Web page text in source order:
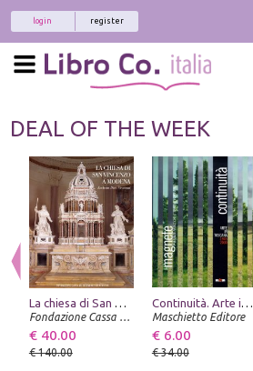
register
login
DEAL OF THE WEEK
La chiesa di San Vincenzo a Modena. Ecclesia Divi Vincentii
Fondazione Cassa di Risparmio di Modena
€ 40.00
€ 140.00
Continuità. Arte in Toscana, 1945-2000. Magnete. Presenze artistiche straniere in Toscana nella seconda metà del XX secolo
Maschietto Editore
€ 6.00
€ 34.00